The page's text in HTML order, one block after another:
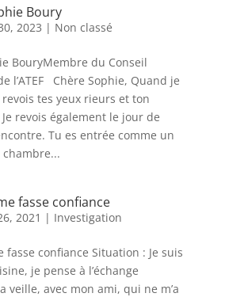
Boury
2023 | Non classé
BouryMembre du Conseil
l’ATEF Chère Sophie, Quand je
tes yeux rieurs et ton
revois également le jour de
Tu es entrée comme un
fasse confiance
2021 | Investigation
fasse confiance Situation : Je suis
je pense à l’échange
veille, avec mon ami, qui ne m’a